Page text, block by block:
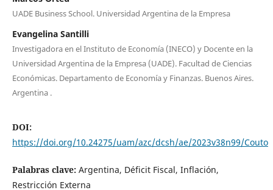
UADE Business School. Universidad Argentina de la Empresa
Evangelina Santilli
Investigadora en el Instituto de Economía (INECO) y Docente en la
Universidad Argentina de la Empresa (UADE). Facultad de Ciencias
Económicas. Departamento de Economía y Finanzas. Buenos Aires.
Argentina .
DOI:
https://doi.org/10.24275/uam/azc/dcsh/ae/2023v38n99/Couto
Palabras clave: Argentina, Déficit Fiscal, Inflación,
Restricción Externa